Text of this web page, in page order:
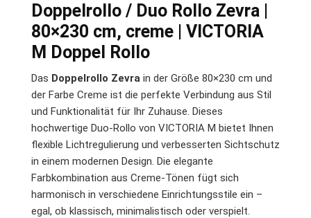
Doppelrollo / Duo Rollo Zevra |
80×230 cm, creme | VICTORIA
M Doppel Rollo
Das Doppelrollo Zevra in der Größe 80×230 cm und
der Farbe Creme ist die perfekte Verbindung aus Stil
und Funktionalität für Ihr Zuhause. Dieses
hochwertige Duo-Rollo von VICTORIA M bietet Ihnen
flexible Lichtregulierung und verbesserten Sichtschutz
in einem modernen Design. Die elegante
Farbkombination aus Creme-Tönen fügt sich
harmonisch in verschiedene Einrichtungsstile ein –
egal, ob klassisch, minimalistisch oder verspielt.